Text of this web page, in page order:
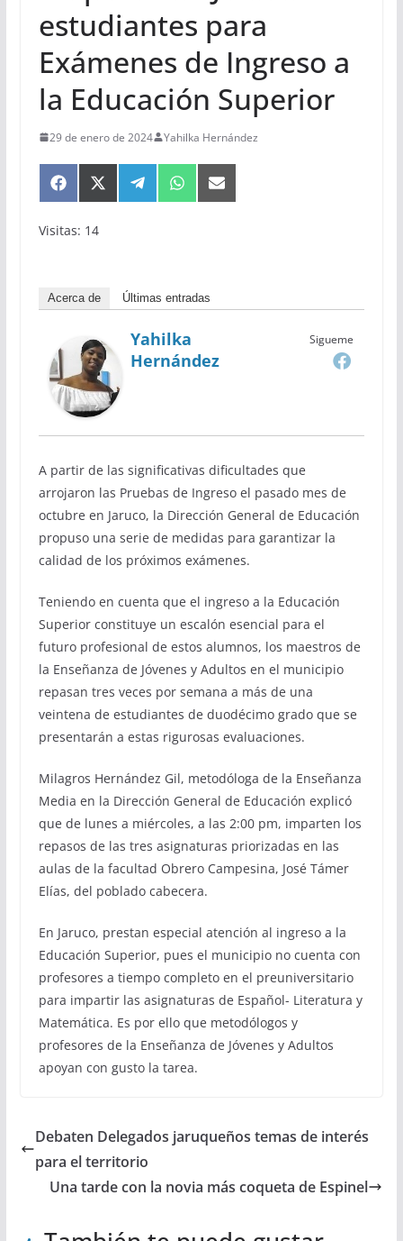
estudiantes para
Exámenes de Ingreso a
la Educación Superior
29 de enero de 2024 Yahilka Hernández
Compartir
en
Compartir
en
(Twitter)
Compartir
en
Compartir
en
Compartir
en
Visitas: 14
Acerca de Últimas entradas
Sigueme
Yahilka
Hernández
A partir de las significativas dificultades que
arrojaron las Pruebas de Ingreso el pasado mes de
octubre en Jaruco, la Dirección General de Educación
propuso una serie de medidas para garantizar la
calidad de los próximos exámenes.
Teniendo en cuenta que el ingreso a la Educación
Superior constituye un escalón esencial para el
futuro profesional de estos alumnos, los maestros de
la Enseñanza de Jóvenes y Adultos en el municipio
repasan tres veces por semana a más de una
veintena de estudiantes de duodécimo grado que se
presentarán a estas rigurosas evaluaciones.
Milagros Hernández Gil, metodóloga de la Enseñanza
Media en la Dirección General de Educación explicó
que de lunes a miércoles, a las 2:00 pm, imparten los
repasos de las tres asignaturas priorizadas en las
aulas de la facultad Obrero Campesina, José Támer
Elías, del poblado cabecera.
En Jaruco, prestan especial atención al ingreso a la
Educación Superior, pues el municipio no cuenta con
profesores a tiempo completo en el preuniversitario
para impartir las asignaturas de Español- Literatura y
Matemática. Es por ello que metodólogos y
profesores de la Enseñanza de Jóvenes y Adultos
apoyan con gusto la tarea.
Debaten Delegados jaruqueños temas de interés
para el territorio
Una tarde con la novia más coqueta de Espinel